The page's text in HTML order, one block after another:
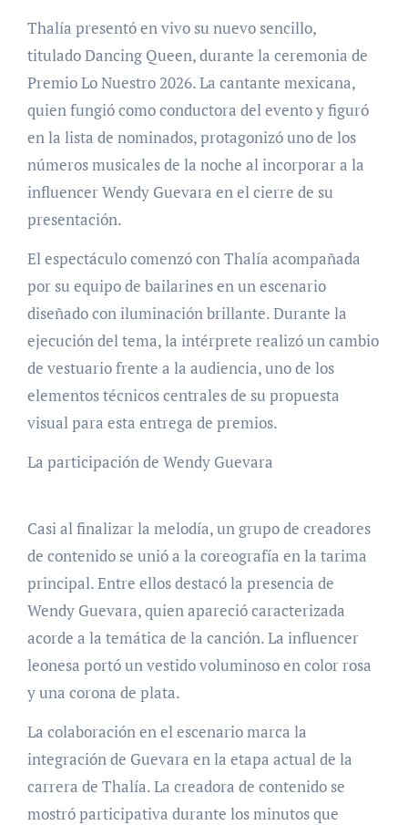
Thalía presentó en vivo su nuevo sencillo,
titulado Dancing Queen, durante la ceremonia de
Premio Lo Nuestro 2026. La cantante mexicana,
quien fungió como conductora del evento y figuró
en la lista de nominados, protagonizó uno de los
números musicales de la noche al incorporar a la
influencer Wendy Guevara en el cierre de su
presentación.
El espectáculo comenzó con Thalía acompañada
por su equipo de bailarines en un escenario
diseñado con iluminación brillante. Durante la
ejecución del tema, la intérprete realizó un cambio
de vestuario frente a la audiencia, uno de los
elementos técnicos centrales de su propuesta
visual para esta entrega de premios.
La participación de Wendy Guevara
Casi al finalizar la melodía, un grupo de creadores
de contenido se unió a la coreografía en la tarima
principal. Entre ellos destacó la presencia de
Wendy Guevara, quien apareció caracterizada
acorde a la temática de la canción. La influencer
leonesa portó un vestido voluminoso en color rosa
y una corona de plata.
La colaboración en el escenario marca la
integración de Guevara en la etapa actual de la
carrera de Thalía. La creadora de contenido se
mostró participativa durante los minutos que